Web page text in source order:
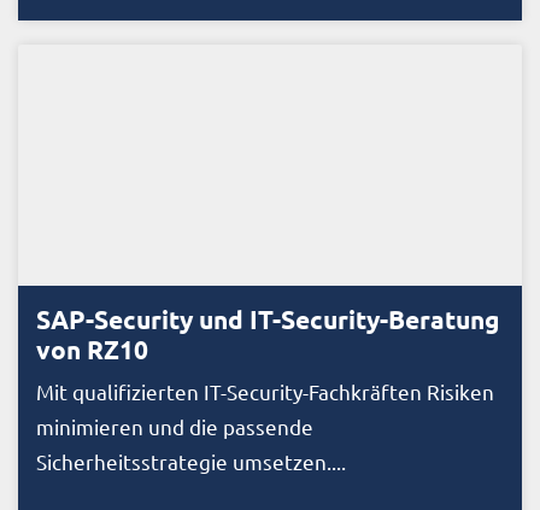
SAP-Security und IT-Security-Beratung
von RZ10
Mit qualifizierten IT-Security-Fachkräften Risiken
minimieren und die passende
Sicherheitsstrategie umsetzen....